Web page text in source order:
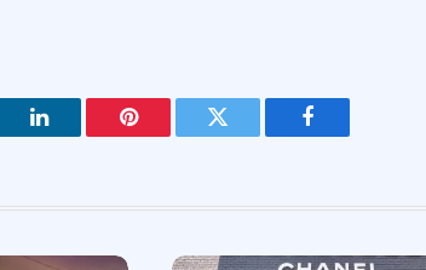
فيسبوك تويتر بينتيريست